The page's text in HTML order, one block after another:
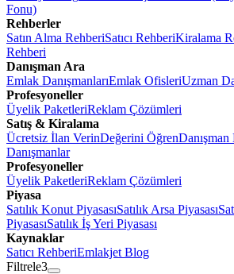
Fonu)
Rehberler
Satın Alma RehberiSatıcı RehberiKiralama
Rehberi
Danışman Ara
Emlak DanışmanlarıEmlak OfisleriUzman
Profesyoneller
Üyelik PaketleriReklam Çözümleri
Satış & Kiralama
Ücretsiz İlan VerinDeğerini ÖğrenDanışman
Danışmanlar
Profesyoneller
Üyelik PaketleriReklam Çözümleri
Piyasa
Satılık Konut PiyasasıSatılık Arsa Piyasası
PiyasasıSatılık İş Yeri Piyasası
Kaynaklar
Satıcı RehberiEmlakjet Blog
Filtrele3